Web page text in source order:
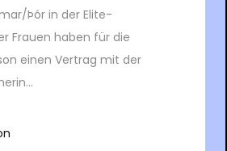
Þór in der Elite-
Frauen haben für die
einen Vertrag mit der